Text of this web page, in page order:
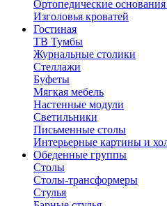
Ортопедические
Изголовья кроватей
Гостиная
ТВ Тумбы
Журнальные столики
Стеллажи
Буфеты
Мягкая мебель
Настенные модули
Светильники
Письменные столы
Интерьерные картины и
Обеденные группы
Столы
Столы-трансформеры
Стулья